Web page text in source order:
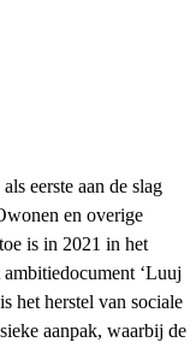
eerste aan de slag
en overige
is in 2021 in het
‘Luuj
het herstel van sociale
aanpak, waarbij de